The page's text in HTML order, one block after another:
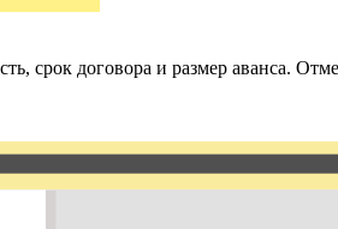
срок договора и размер аванса.